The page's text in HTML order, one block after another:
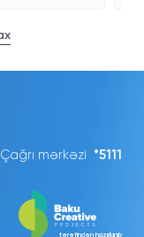
Çağrı mərkəzi *5111
tərəfindən hazırlanıb